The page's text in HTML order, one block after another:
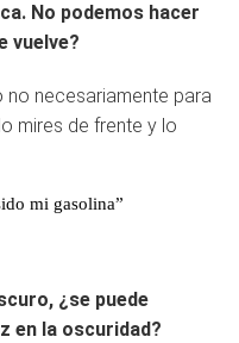
No podemos hacer
vuelve?
no necesariamente para
mires de frente y lo
mi gasolina”
¿se puede
en la oscuridad?